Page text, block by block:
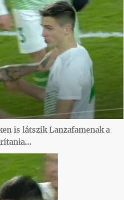
is látszik Lanzafamenak a